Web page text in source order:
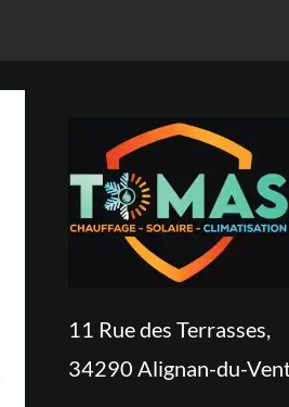
11 Rue des Terrasses,
34290 Alignan-du-